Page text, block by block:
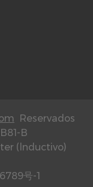
Reservados
B
(lnductivo)
号-1